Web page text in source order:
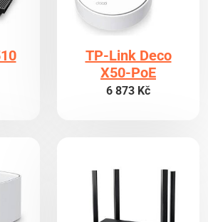
TP-Link Deco
X50-PoE
6 873 Kč